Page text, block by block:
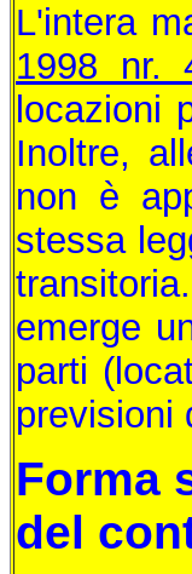
L'intera
1998 nr.
locazioni
Inoltre,
non è
stessa
emerge
parti
previsioni
Forma
del